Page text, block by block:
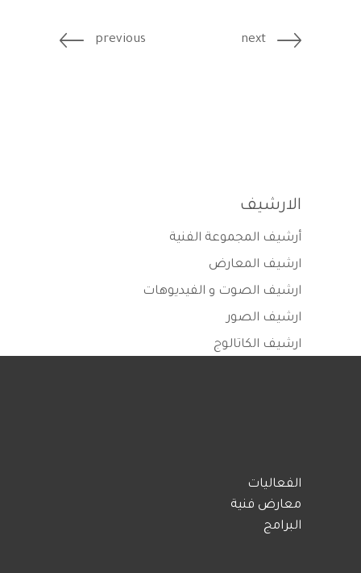
previous next
الارشيف
أرشيف المجموعة الفنية
ارشيف المعارض
ارشيف الصوت و الفيديوهات
ارشيف الصور
ارشيف الكاتالوج
الفعاليات
معارض فنية
البرامج